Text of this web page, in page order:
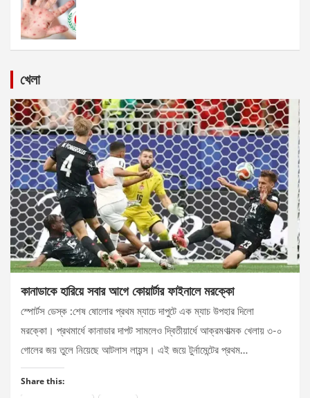
খেলা
কানাডাকে হারিয়ে সবার আগে কোয়ার্টার ফাইনালে মরক্কো
স্পোর্টস ডেস্ক :শেষ ষোলোর প্রথম ম্যাচে দাপুটে এক ম্যাচ উপহার দিলো
মরক্কো। প্রথমার্ধে কানাডার দাপট সামলেও দ্বিতীয়ার্ধে আক্রমণাত্মক খেলায় ৩-০
গোলের জয় তুলে নিয়েছে আটলাস লায়ন্স। এই জয়ে টুর্নামেন্টের প্রথম…
Share this: